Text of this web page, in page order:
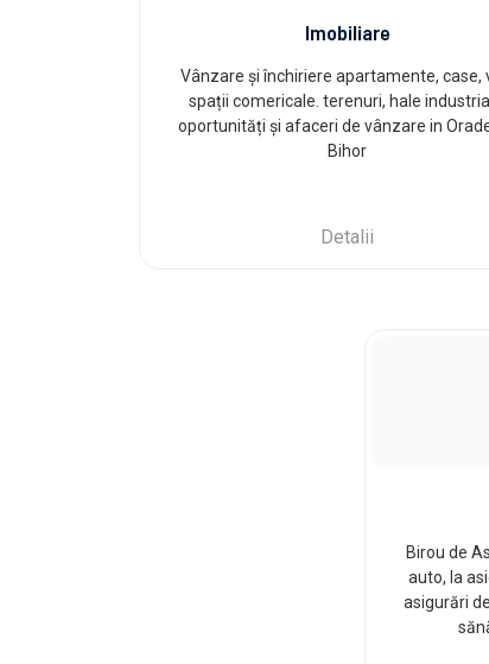
Imobiliare
Vânzare și închiriere apartamente, case,
spații comericale. terenuri, hale
oportunități și afaceri de vânzare in
Bihor
Detalii
Birou de
auto, la
asigurări